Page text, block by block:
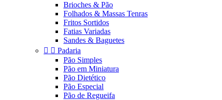
Brioches & Pão
Folhados & Massas Tenras
Fritos Sortidos
Fatias Variadas
Sandes & Baguetes
  Padaria
Pão Simples
Pão em Miniatura
Pão Dietético
Pão Especial
Pão de Regueifa